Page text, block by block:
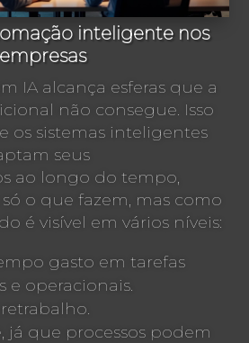
inteligente nos
IA alcança esferas que a
não consegue. Isso
os sistemas inteligentes
seus
ao longo do tempo,
o que fazem, mas como
é visível em vários níveis:
gasto em tarefas
e operacionais.
já que processos podem